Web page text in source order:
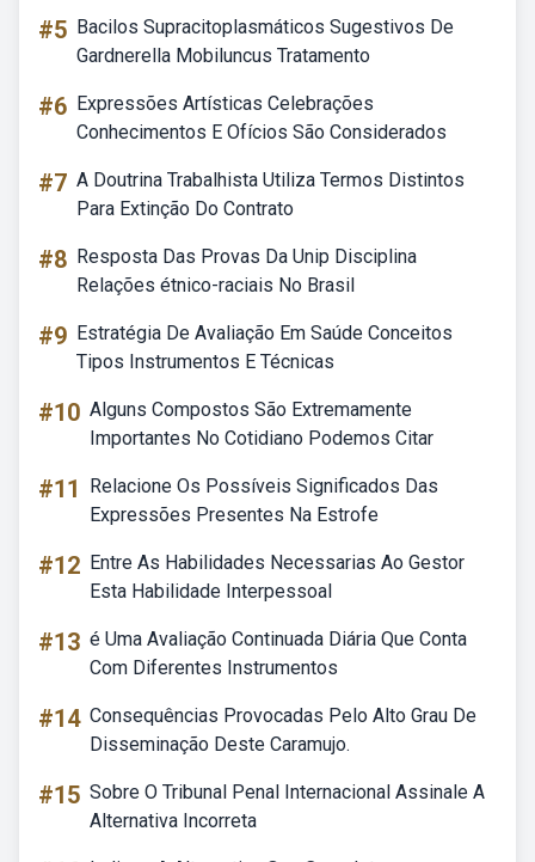
#5 Bacilos Supracitoplasmáticos Sugestivos De
Gardnerella Mobiluncus Tratamento
#6 Expressões Artísticas Celebrações
Conhecimentos E Ofícios São Considerados
#7 A Doutrina Trabalhista Utiliza Termos Distintos
Para Extinção Do Contrato
#8 Resposta Das Provas Da Unip Disciplina
Relações étnico-raciais No Brasil
#9 Estratégia De Avaliação Em Saúde Conceitos
Tipos Instrumentos E Técnicas
#10 Alguns Compostos São Extremamente
Importantes No Cotidiano Podemos Citar
#11
Relacione Os Possíveis Significados Das
Expressões Presentes Na Estrofe
#12 Entre As Habilidades Necessarias Ao Gestor
Esta Habilidade Interpessoal
#13 é Uma Avaliação Continuada Diária Que Conta
Com Diferentes Instrumentos
#14 Consequências Provocadas Pelo Alto Grau De
Disseminação Deste Caramujo.
#15 Sobre O Tribunal Penal Internacional Assinale A
Alternativa Incorreta